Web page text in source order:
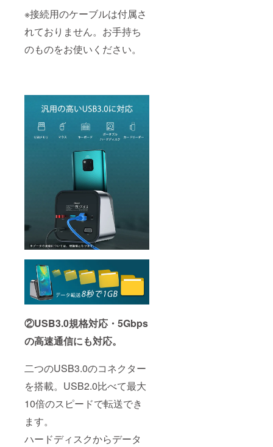
※接続用のケーブルは付属さ
れておりません。お手持ち
のものをお使いください。
②USB3.0規格対応・5Gbps
の高速通信にも対応。
二つのUSB3.0のコネクター
を搭載。USB2.0比べて最大
10倍のスピードで転送でき
ます。
ハードディスクからデータ